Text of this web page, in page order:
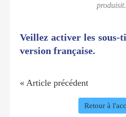
produisit.
Veillez activer les
version française.
« Article précédent
Retour à